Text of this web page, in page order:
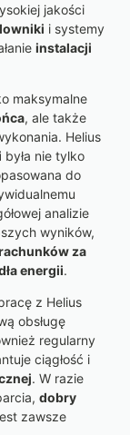
jakości
i systemy
instalacji
maksymalne
, ale także
Helius
była nie tylko
do
analizie
wyników,
za
energii.
z Helius
obsługę
regularny
ciągłość i
. W razie
dobry
zawsze